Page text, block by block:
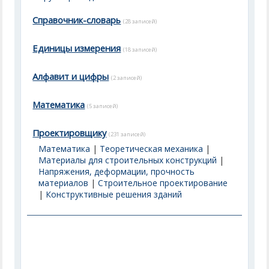
Справочник-словарь (28 записей)
Единицы измерения (18 записей)
Алфавит и цифры (2 записей)
Математика (5 записей)
Проектировщику (231 записей)
Математика | Теоретическая механика |
Материалы для строительных конструкций |
Напряжения, деформации, прочность
материалов |Строительное проектирование
| Конструктивные решения зданий